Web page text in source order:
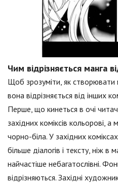
Чим відрізняється манга
Щоб зрозуміти, як створювати
вона відрізняється від інших
Перше, що кинеться в очі
західних коміксів кольорові,
чорно-біла. У західних
більше діалогів і тексту, ніж в
найчастіше небагатослівні.
відрізняються. Західні